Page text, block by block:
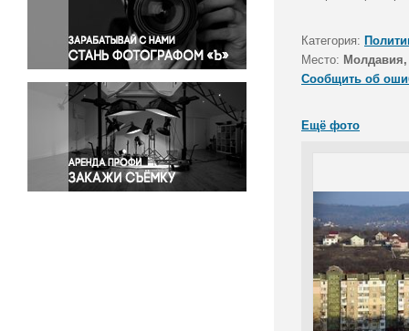
Правосудие
Происшествия и конфликты
Религия
Светская жизнь
Спорт
Экология
Экономика и бизнес
Категория:
Место:
Сообщить об
Ещё фото